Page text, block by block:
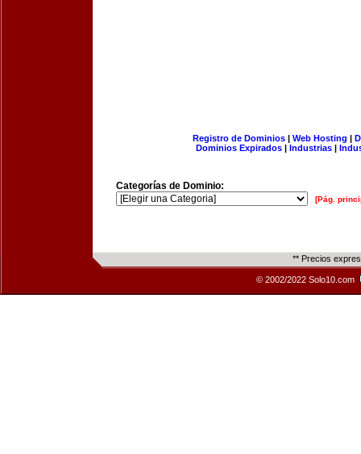
Registro de Dominios| Web Hosting |
Dominios Expirados | Industrias |
Categorías de Dominio:
[Pág.
** Precios
© 2002/2022 Solo10.com